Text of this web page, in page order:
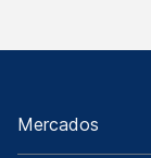
Mercados